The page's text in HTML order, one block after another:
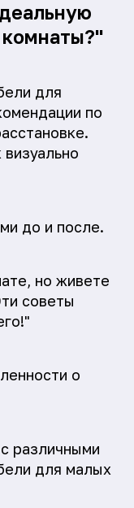
для
по
до и после.
но живете
советы
о
различными
для малых